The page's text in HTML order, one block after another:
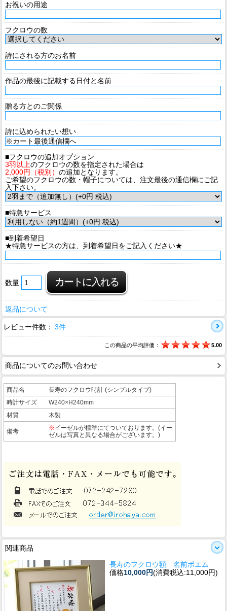
お祝いの用途
フクロウの数
詩にされる方のお名前
作品の最後に記載する日付と名前
贈る方とのご関係
詩に込められたい想い
■フクロウの追加オプション
3羽以上のフクロウの数を指定された場合は
2,000円（税別） の追加となります。
ご希望のフクロウの数・帽子については、注文最後の通信欄にご記
入下さい。
■特急サービス
■到着希望日
★特急サービスの方は、到着希望日をご記入ください★
数量
返品について
レビュー件数： 3件
この商品の平均評価： 5.00
商品についてのお問い合わせ
商品名
長寿のフクロウ時計 (シンプルタイプ)
時計サイズ
W240×H240mm
材質
木製
備考 ※イーゼルが標準にてついております。(イー
ゼルは写真と異なる場合がございます。)
関連商品
長寿のフクロウ額 名前ポエム
価格10,000円(消費税込:11,000円)